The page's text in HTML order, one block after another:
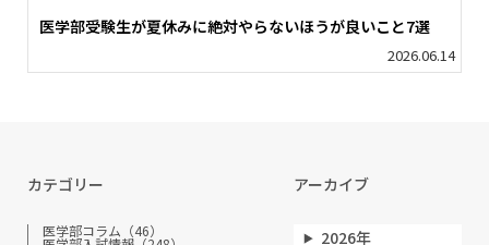
医学部受験生が夏休みに絶対やらないほうが良いこと7選
2026.06.14
カテゴリー
医学部コラム（46）
アーカイブ
2026年